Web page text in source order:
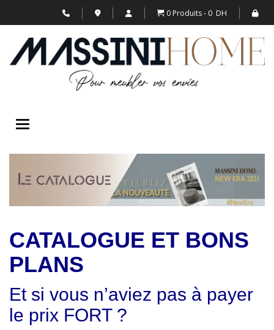
0 Produits 0 DH
Toggle navigation
CATALOGUE ET BONS
PLANS
Et si vous n’aviez pas à payer
le prix FORT ?